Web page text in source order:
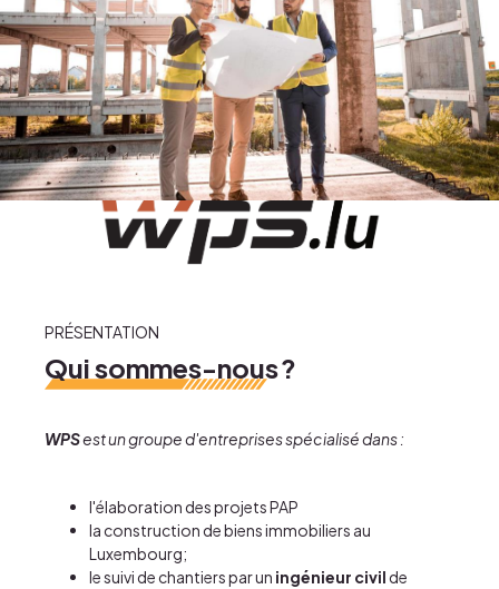
Expertise de biens
Biens immo
Nos projets
PRÉSENTATION
Qui sommes-nous ?
WPSest un groupe d'entreprises spécialisé dans :
l'élaboration des projets PAP
la construction de biens immobiliers au
Luxembourg;
lesuivi de chantierspar un ingénieur civilde